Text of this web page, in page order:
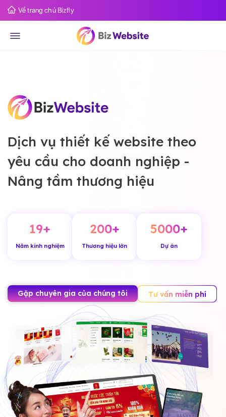
Về trang chủ Bizfly
Dịch vụ thiết kế website theo
yêu cầu cho doanh nghiệp -
Nâng tầm thương hiệu
19+
Năm kinh nghiệm
200+
Thương hiệu lớn
5000+
Dự án
Gặp chuyên gia của chúng tôi Tư vấn miễn phí